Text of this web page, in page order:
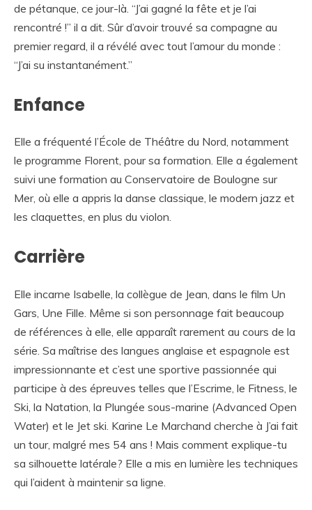
de pétanque, ce jour-là. “J’ai gagné la fête et je l’ai
rencontré !” il a dit. Sûr d’avoir trouvé sa compagne au
premier regard, il a révélé avec tout l’amour du monde :
“J’ai su instantanément.”
Enfance
Elle a fréquenté l’École de Théâtre du Nord, notamment
le programme Florent, pour sa formation. Elle a également
suivi une formation au Conservatoire de Boulogne sur
Mer, où elle a appris la danse classique, le modern jazz et
les claquettes, en plus du violon.
Carrière
Elle incarne Isabelle, la collègue de Jean, dans le film Un
Gars, Une Fille. Même si son personnage fait beaucoup
de références à elle, elle apparaît rarement au cours de la
série. Sa maîtrise des langues anglaise et espagnole est
impressionnante et c’est une sportive passionnée qui
participe à des épreuves telles que l’Escrime, le Fitness, le
Ski, la Natation, la Plungée sous-marine (Advanced Open
Water) et le Jet ski. Karine Le Marchand cherche à J’ai fait
un tour, malgré mes 54 ans ! Mais comment explique-tu
sa silhouette latérale? Elle a mis en lumière les techniques
qui l’aident à maintenir sa ligne.